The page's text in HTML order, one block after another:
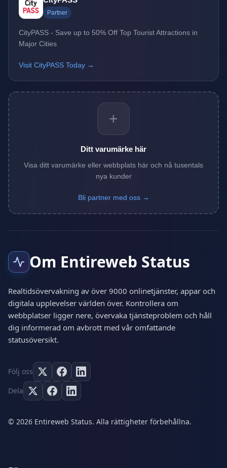
Partner
CityPASS - Save up to 50% Off Top Tourist Attractions in
Major Cities
Visit CityPASS Today →
+
Ditt varumärke här
Visa ditt varumärke eller webbplats här och nå tusentals
nya kunder
Bli partner med oss →
Om Entireweb Status
Realtidsövervakning av över 9000 onlinetjänster, appar och
digitala upplevelser världen över. Kontrollera om
webbplatser ligger nere, övervaka tjänsteproblem och håll
dig informerad om avbrott med vår omfattande
statusöversikt.
Följ oss
Dela
© 2026 Entireweb Status. Alla rättigheter förbehållna.